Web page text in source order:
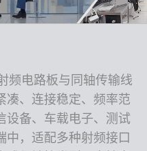
频电路板与同轴传输线
凑、连接稳定、频率范
设备、车载电子、测试
中，适配多种射频接口